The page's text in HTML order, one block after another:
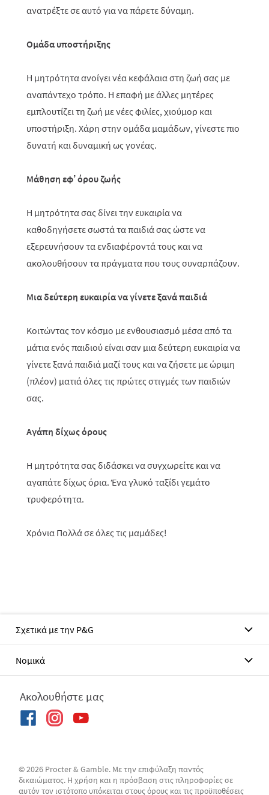
ανατρέξτε σε αυτό για να πάρετε δύναμη.
Ομάδα υποστήριξης
Η μητρότητα ανοίγει νέα κεφάλαια στη ζωή σας με
αναπάντεχο τρόπο. Η επαφή με άλλες μητέρες
εμπλουτίζει τη ζωή με νέες φιλίες, χιούμορ και
υποστήριξη. Χάρη στην ομάδα μαμάδων, γίνεστε πιο
δυνατή και δυναμική ως γονέας.
Μάθηση εφ’όρου ζωής
Η μητρότητα σας δίνει την ευκαιρία να
καθοδηγήσετε σωστά τα παιδιά σας ώστε να
εξερευνήσουν τα ενδιαφέροντά τους και να
ακολουθήσουν τα πράγματα που τους συναρπάζουν.
Μια δεύτερη ευκαιρία να γίνετε ξανά παιδιά
Κοιτώντας τον κόσμο με ενθουσιασμό μέσα από τα
μάτια ενός παιδιού είναι σαν μια δεύτερη ευκαιρία να
γίνετε ξανά παιδιά μαζί τους και να ζήσετε με ώριμη
(πλέον) ματιά όλες τις πρώτες στιγμές των παιδιών
σας.
Αγάπη δίχως όρους
Η μητρότητα σας διδάσκει να συγχωρείτε και να
αγαπάτε δίχως όρια. Ένα γλυκό ταξίδι γεμάτο
τρυφερότητα.
Χρόνια Πολλά σε όλες τις μαμάδες!
Σχετικά με την P&G
Νομικά
Ακολουθήστε μας
© 2026 Procter & Gamble. Με την επιφύλαξη παντός
δικαιώματος. Η χρήση και η πρόσβαση στις πληροφορίες σε
αυτόν τον ιστότοπο υπόκειται στους όρους και τις προϋποθέσεις